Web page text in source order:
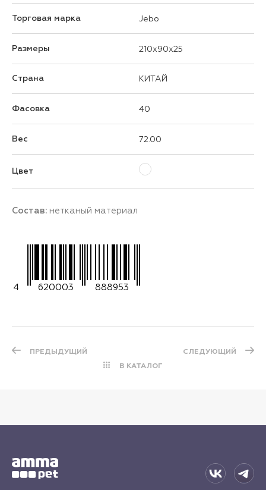
Торговая марка Jebo
Размеры 210x90x25
Страна КИТАЙ
Фасовка 40
Вес 72.00
Цвет
Состав: нетканый материал
4 620003 888953
ПРЕДЫДУЩИЙ
В КАТАЛОГ
СЛЕДУЮЩИЙ